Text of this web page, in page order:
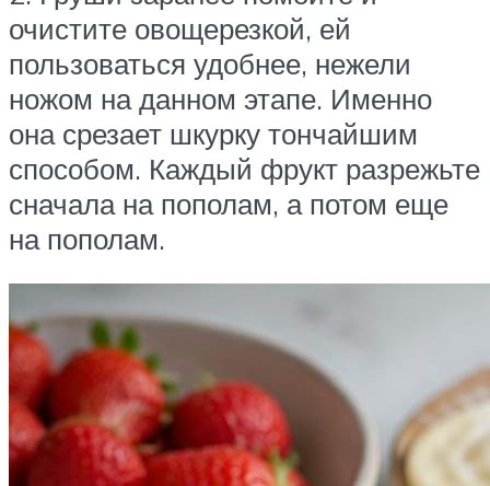
очистите овощерезкой, ей
пользоваться удобнее, нежели
ножом на данном этапе. Именно
она срезает шкурку тончайшим
способом. Каждый фрукт разрежьте
сначала на пополам, а потом еще
на пополам.